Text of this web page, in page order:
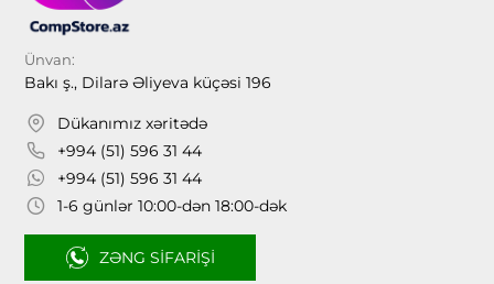
Ünvan:
Bakı ş., Dilarə Əliyeva küçəsi 196
Dükanımız xəritədə
+994 (51) 596 31 44
+994 (51) 596 31 44
1-6 günlər 10:00-dən 18:00-dək
ZƏNG SIFARIŞI